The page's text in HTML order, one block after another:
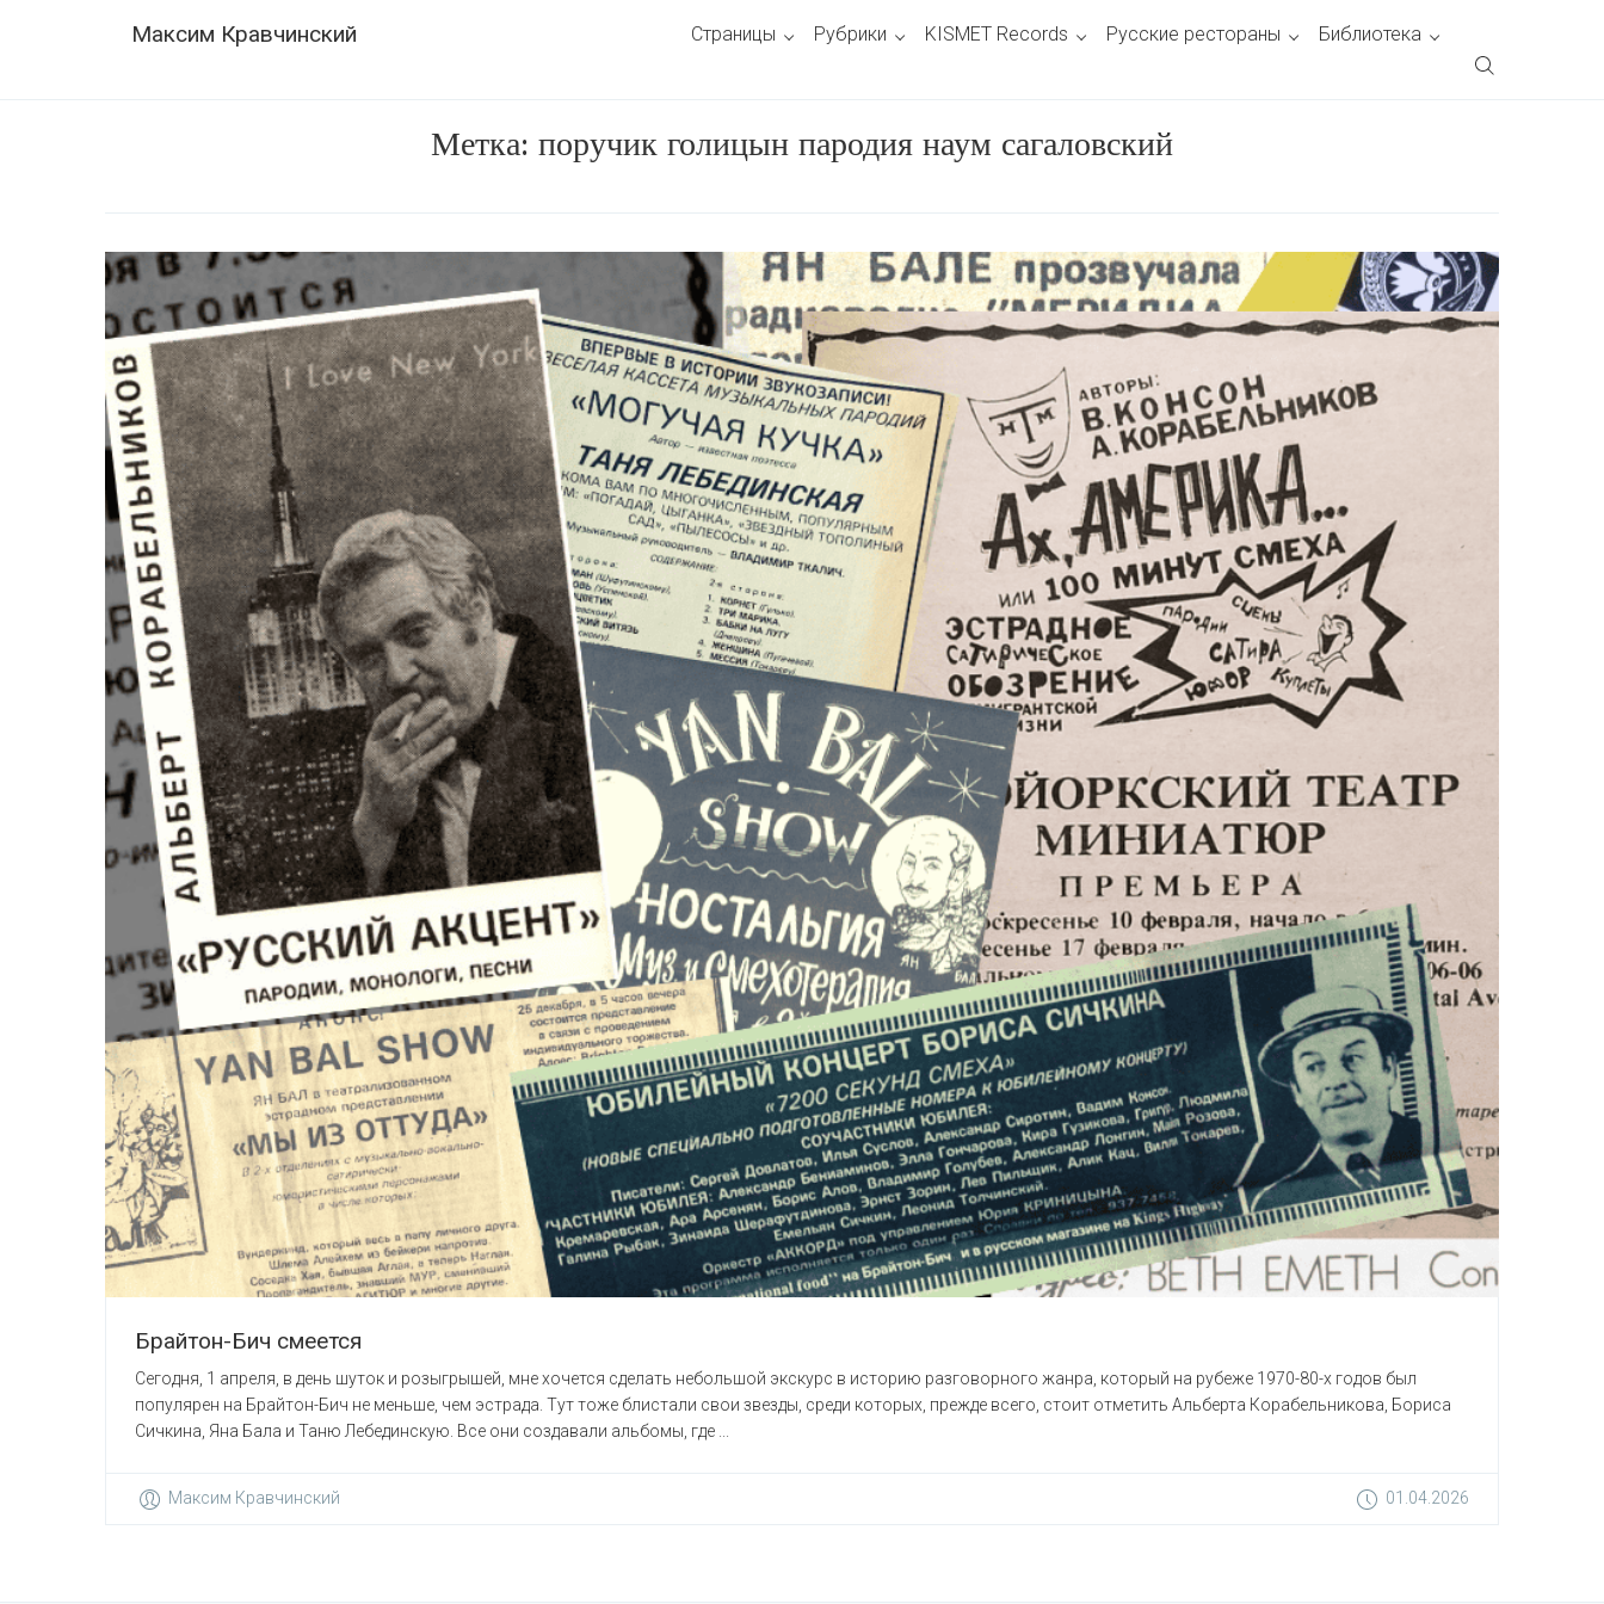
Максим Кравчинский
Navigation
Страницы Рубрики KISMET Records Русские рестораны Библиотека
Метка: поручик голицын пародия наум сагаловский
Брайтон-Бич смеется
Сегодня, 1 апреля, в день шуток и розыгрышей, мне хочется сделать небольшой экскурс в историю разговорного жанра, который на рубеже 1970-80-х годов был
популярен на Брайтон-Бич не меньше, чем эстрада. Тут тоже блистали свои звезды, среди которых, прежде всего, стоит отметить Альберта Корабельникова, Бориса
Сичкина, Яна Бала и Таню Лебединскую. Все они создавали альбомы, где ...
Максим Кравчинский 01.04.2026